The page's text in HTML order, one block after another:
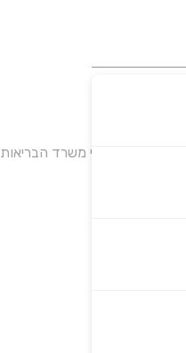
רפואי על ידי משרד הבריאות